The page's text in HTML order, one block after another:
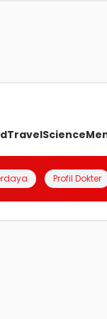
TravelScience
Profil Dokter